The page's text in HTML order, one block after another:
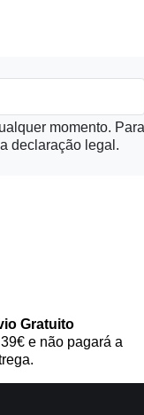
momento.
declaração legal.
Gratuito
e não pagará a